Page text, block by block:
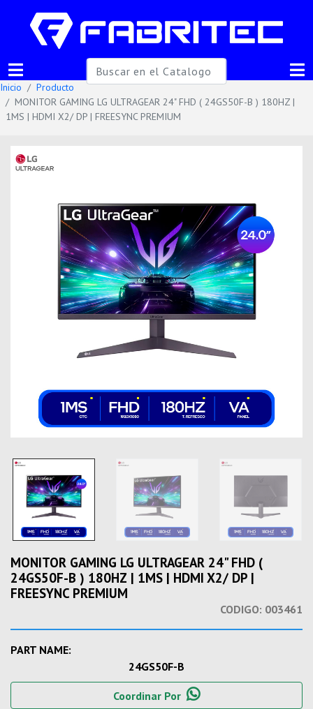
Inicio
Producto
MONITOR GAMING LG ULTRAGEAR 24" FHD ( 24GS50F-B ) 180HZ |
1MS | HDMI X2/ DP | FREESYNC PREMIUM
MONITOR GAMING LG ULTRAGEAR 24" FHD (
24GS50F-B ) 180HZ | 1MS | HDMI X2/ DP |
FREESYNC PREMIUM
CODIGO: 003461
PART NAME:
24GS50F-B
Coordinar Por